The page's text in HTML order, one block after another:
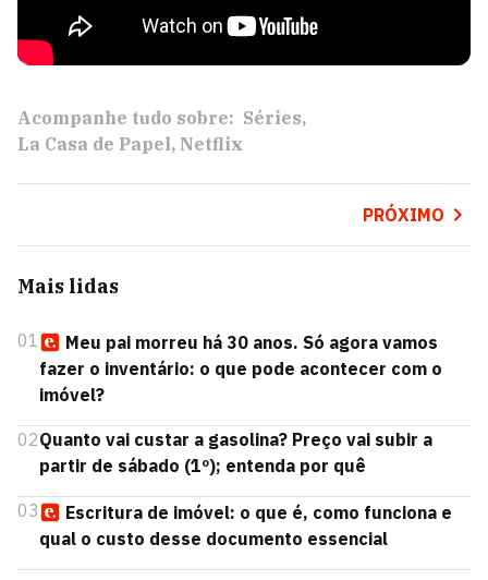
Acompanhe tudo sobre: Séries
La Casa de Papel Netflix
PRÓXIMO
Mais lidas
01
Meu pai morreu há 30 anos. Só agora vamos
fazer o inventário: o que pode acontecer com o
imóvel?
02Quanto vai custar a gasolina? Preço vai subir a
partir de sábado (1º); entenda por quê
03
Escritura de imóvel: o que é, como funciona e
qual o custo desse documento essencial